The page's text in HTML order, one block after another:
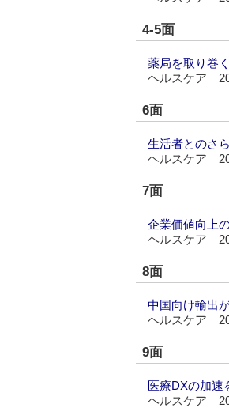
4-5面
薬局を取り巻
ヘルスケア
6面
生活者とのさ
ヘルスケア
7面
企業価値向上
ヘルスケア
8面
中国向け輸出
ヘルスケア
9面
医療DXの加速
ヘルスケア